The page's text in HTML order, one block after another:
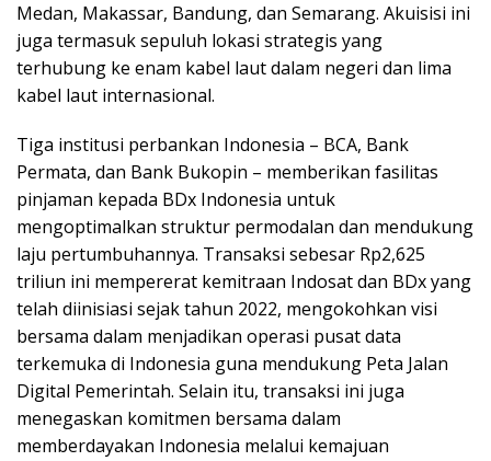
Medan, Makassar, Bandung, dan Semarang. Akuisisi ini
juga termasuk sepuluh lokasi strategis yang
terhubung ke enam kabel laut dalam negeri dan lima
kabel laut internasional.
Tiga institusi perbankan Indonesia – BCA, Bank
Permata, dan Bank Bukopin – memberikan fasilitas
pinjaman kepada BDx Indonesia untuk
mengoptimalkan struktur permodalan dan mendukung
laju pertumbuhannya. Transaksi sebesar Rp2,625
triliun ini mempererat kemitraan Indosat dan BDx yang
telah diinisiasi sejak tahun 2022, mengokohkan visi
bersama dalam menjadikan operasi pusat data
terkemuka di Indonesia guna mendukung Peta Jalan
Digital Pemerintah. Selain itu, transaksi ini juga
menegaskan komitmen bersama dalam
memberdayakan Indonesia melalui kemajuan